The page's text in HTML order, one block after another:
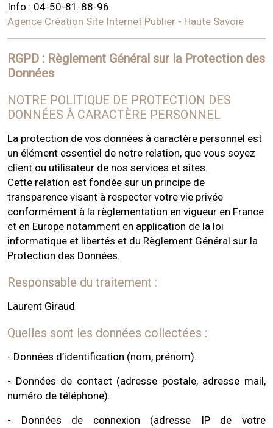
Info : 04-50-81-88-96
Agence Création Site Internet Publier - Haute Savoie
RGPD : Règlement Général sur la Protection des
Données
NOTRE POLITIQUE DE PROTECTION DES
DONNÉES À CARACTÈRE PERSONNEL
La protection de vos données à caractère personnel est
un élément essentiel de notre relation, que vous soyez
client ou utilisateur de nos services et sites.
Cette relation est fondée sur un principe de
transparence visant à respecter votre vie privée
conformément à la règlementation en vigueur en France
et en Europe notamment en application de la loi
informatique et libertés et du Règlement Général sur la
Protection des Données.
Responsable du traitement :
Laurent Giraud
Quelles sont les données collectées :
- Données d’identification (nom, prénom).
- Données de contact (adresse postale, adresse mail,
numéro de téléphone).
- Données de connexion (adresse IP de votre